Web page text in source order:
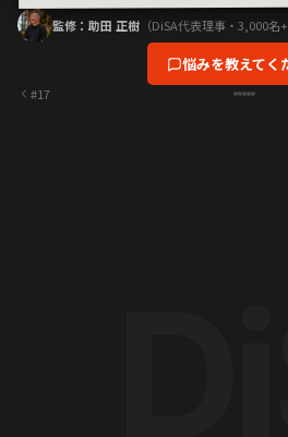
監修：助田 正樹 （DiSA代表理事・3,000名
悩みを教えてく
#17